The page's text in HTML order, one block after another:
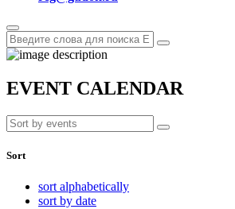
EVENT CALENDAR
Sort
sort alphabetically
sort by date